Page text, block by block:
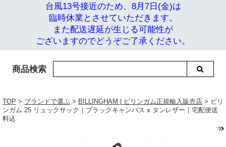
台風13号接近のため、8月7日(金)は
臨時休業とさせていただきます。
また配送遅延が生じる可能性が
ございますのでどうぞご了承ください。
商品検索
TOP > ブランドで選ぶ > BILLINGHAM | ビリンガム正規輸入販売店 > ビリ
ンガム 25 リュックサック｜ブラックキャンバス x タンレザー｜宅配便送
料込